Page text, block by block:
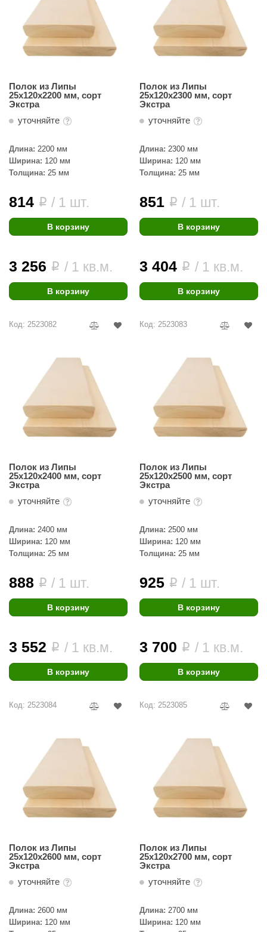
Design
Snow
Sauna
Полок из Липы
25х120х2200 мм, сорт
Экстра
уточняйте
Длина: 2200 мм
Ширина: 120 мм
Толщина: 25 мм
814 i / 1 шт.
В корзину
3 256 i / 1 кв.м.
В корзину
Полок из Липы
25х120х2300 мм, сорт
Экстра
уточняйте
Длина: 2300 мм
Ширина: 120 мм
Толщина: 25 мм
851 i / 1 шт.
В корзину
3 404 i / 1 кв.м.
В корзину
Код: 2523082
Полок из Липы
25х120х2400 мм, сорт
Экстра
уточняйте
Длина: 2400 мм
Ширина: 120 мм
Толщина: 25 мм
888 i / 1 шт.
В корзину
3 552 i / 1 кв.м.
В корзину
Код: 2523083
Полок из Липы
25х120х2500 мм, сорт
Экстра
уточняйте
Длина: 2500 мм
Ширина: 120 мм
Толщина: 25 мм
925 i / 1 шт.
В корзину
3 700 i / 1 кв.м.
В корзину
Код: 2523084
Полок из Липы
25х120х2600 мм, сорт
Экстра
уточняйте
Длина: 2600 мм
Ширина: 120 мм
Код: 2523085
Полок из Липы
25х120х2700 мм, сорт
Экстра
уточняйте
Длина: 2700 мм
Ширина: 120 мм